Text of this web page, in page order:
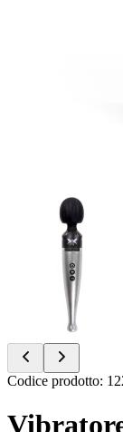
Item
of
6
Codice prodotto: